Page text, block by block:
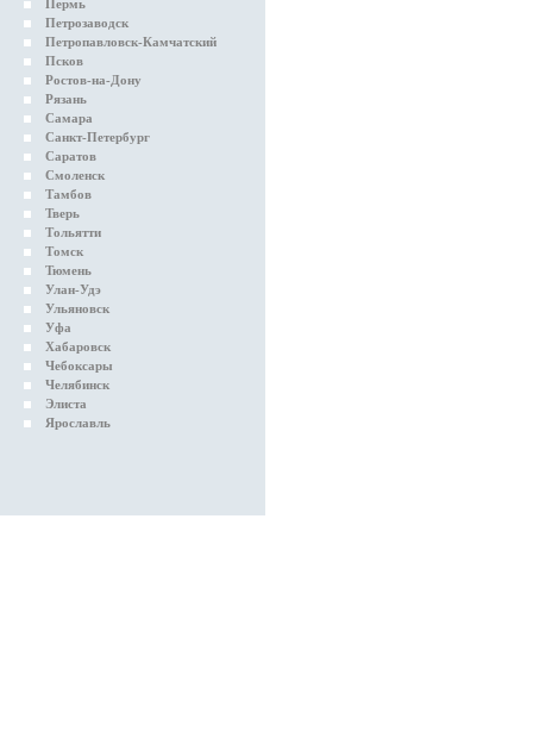
Пермь
Петрозаводск
Петропавловск-Камчатский
Псков
Ростов-на-Дону
Рязань
Самара
Санкт-Петербург
Саратов
Смоленск
Тамбов
Тверь
Тольятти
Томск
Тюмень
Улан-Удэ
Ульяновск
Уфа
Хабаровск
Чебоксары
Челябинск
Элиста
Ярославль